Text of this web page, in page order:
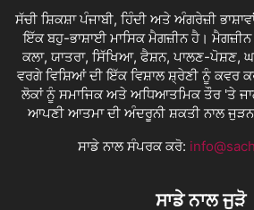
ਸੱਚੀ ਸ਼ਿਕਸ਼ਾ ਪੰਜਾਬੀ, ਹਿੰਦੀ ਅਤੇ ਅੰਗਰੇਜ਼ੀ
ਇੱਕ ਬਹੁ-ਭਾਸ਼ਾਈ ਮਾਸਿਕ ਮੈਗਜ਼ੀਨ ਹੈ।
ਕਲਾ, ਯਾਤਰਾ, ਸਿੱਖਿਆ, ਫੈਸ਼ਨ, ਪਾਲਣ-ਪੋਸ਼ਣ,
ਵਰਗੇ ਵਿਸ਼ਿਆਂ ਦੀ ਇੱਕ ਵਿਸ਼ਾਲ ਸ਼੍ਰੇਣੀ ਨੂੰ ਕਵਰ
ਲੋਕਾਂ ਨੂੰ ਸਮਾਜਿਕ ਅਤੇ ਅਧਿਆਤਮਿਕ ਤੌਰ 'ਤੇ
ਆਪਣੀ ਆਤਮਾ ਦੀ ਅੰਦਰੂਨੀ ਸ਼ਕਤੀ ਨਾਲ
ਸਾਡੇ ਨਾਲ ਸੰਪਰਕ ਕਰੋ:
ਸਾਡੇ ਨਾਲ ਜੁੜੋ